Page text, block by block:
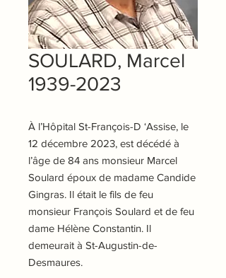
SOULARD, Marcel
1939-2023
À l’Hôpital St-François-D ‘Assise, le
12 décembre 2023, est décédé à
l’âge de 84 ans monsieur Marcel
Soulard époux de madame Candide
Gingras. Il était le fils de feu
monsieur François Soulard et de feu
dame Hélène Constantin. Il
demeurait à St-Augustin-de-
Desmaures.